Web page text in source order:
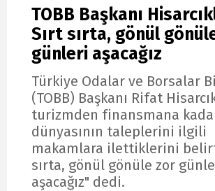
TOBB Başkanı
Sırt sırta, gönül
günleri aşacağız
Türkiye Odalar ve Borsalar
(TOBB) Başkanı Rifat
turizmden finansmana
dünyasının taleplerini ilgili
makamlara ilettiklerini
sırta, gönül gönüle zor
aşacağız" dedi.